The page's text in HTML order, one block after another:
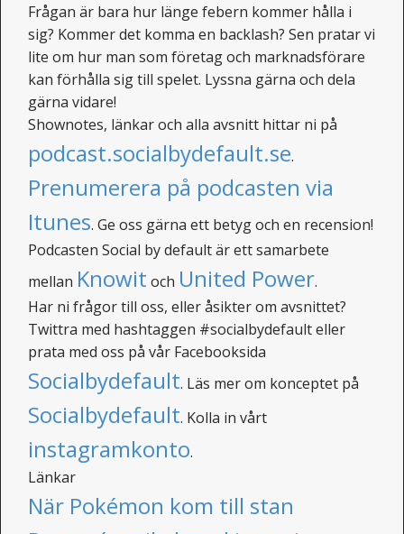
Frågan är bara hur länge febern kommer hålla i
sig? Kommer det komma en backlash? Sen pratar vi
lite om hur man som företag och marknadsförare
kan förhålla sig till spelet. Lyssna gärna och dela
gärna vidare!
Shownotes, länkar och alla avsnitt hittar ni på
podcast.socialbydefault.se.
Prenumerera på podcasten via
Itunes. Ge oss gärna ett betyg och en recension!
Podcasten Social by default är ett samarbete
mellan Knowit och United Power.
Har ni frågor till oss, eller åsikter om avsnittet?
Twittra med hashtaggen #socialbydefault eller
prata med oss på vår Facebooksida
Socialbydefault. Läs mer om konceptet på
Socialbydefault. Kolla in vårt
instagramkonto.
Länkar
När Pokémon kom till stan